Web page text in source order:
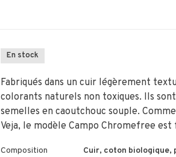
En stock
Fabriqués dans un cuir légèrement
colorants naturels non toxiques. Ils
semelles en caoutchouc souple.
Veja, le modèle Campo Chromefree est
Composition Cuir, coton